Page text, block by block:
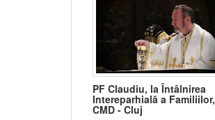
PF Claudiu, la Întâlnirea
Intereparhială a Familiilor,
CMD - Cluj